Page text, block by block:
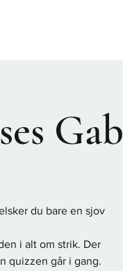
Gab
du bare en sjov
i alt om strik. Der
quizzen går i gang.